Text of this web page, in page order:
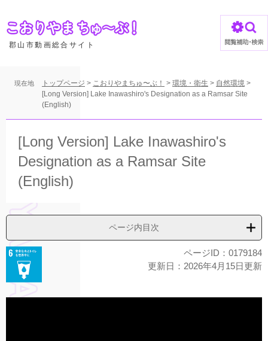
ジ
郡山市動画総合サイト
現在地 トップページ > こおりやまちゅ〜ぶ！ > 環境・衛生 > 自然環境 >
[Long Version] Lake Inawashiro's Designation as a Ramsar Site
(English)
[Long Version] Lake Inawashiro's
Designation as a Ramsar Site
(English)
ページ内目次
ページID：0179184
更新日：2026年4月15日更新